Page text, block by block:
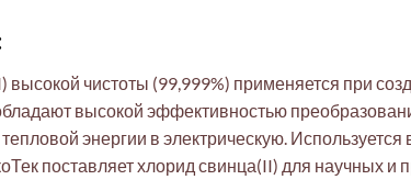
высокой чистоты (99,999%) применяется при
высокой эффективностью
энергии в электрическую.
поставляет хлорид свинца(II) для научных и